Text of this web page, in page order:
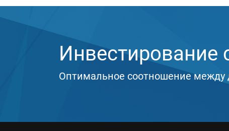
Инвестирование
Оптимальное соотношение между